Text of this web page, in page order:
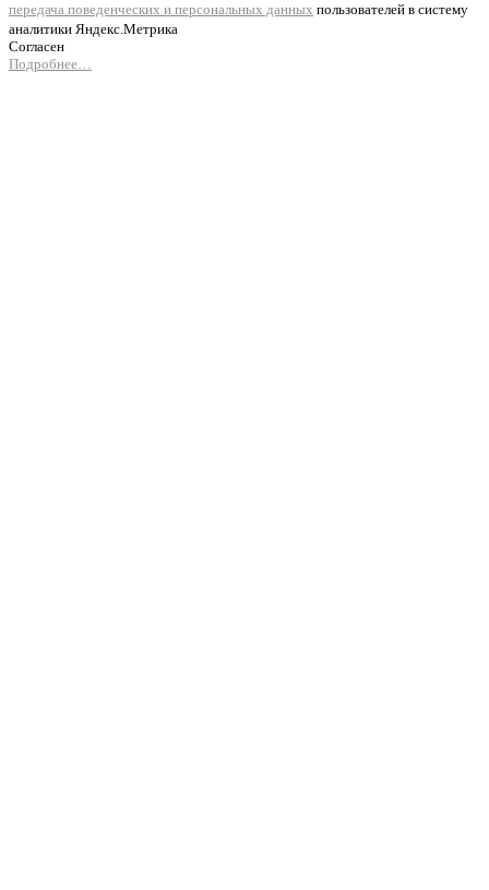
передача поведенческих и персональных данных пользователей в систему
аналитики Яндекс.Метрика
Согласен
Подробнее…